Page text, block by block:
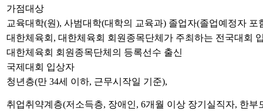
가점대상
교육대학(원), 사범대학(대학의 교육과) 졸업자(졸업예정자 포
대한체육회, 대한체육회 회원종목단체가 주최하는 전국대회
대한체육회 회원종목단체의 등록선수 출신
국제대회 입상자
청년층(만 34세 이하, 근무시작일 기준),
취업취약계층(저소득층, 장애인, 6개월 이상 장기실직자, 한